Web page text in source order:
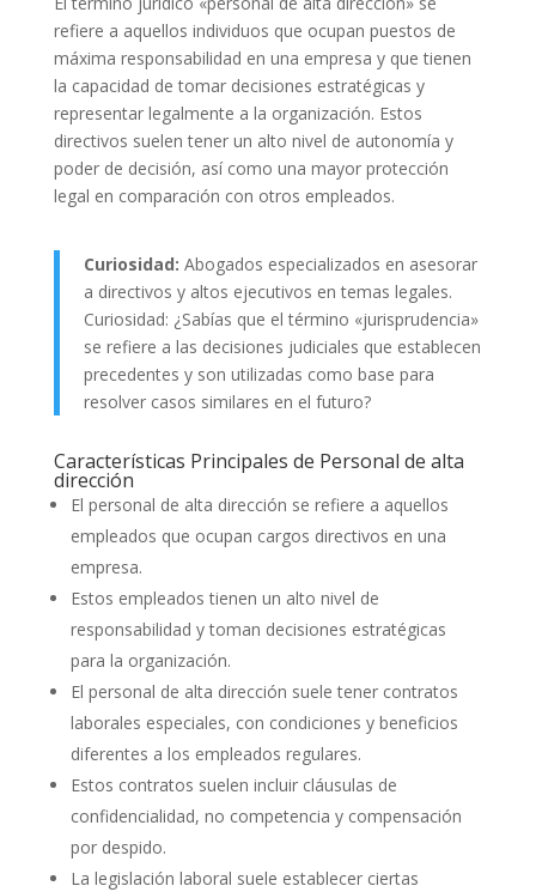
refiere a aquellos individuos que ocupan puestos de
máxima responsabilidad en una empresa y que tienen
la capacidad de tomar decisiones estratégicas y
representar legalmente a la organización. Estos
directivos suelen tener un alto nivel de autonomía y
poder de decisión, así como una mayor protección
legal en comparación con otros empleados.
Curiosidad: Abogados especializados en asesorar
a directivos y altos ejecutivos en temas legales.
Curiosidad: ¿Sabías que el término «jurisprudencia»
se refiere a las decisiones judiciales que establecen
precedentes y son utilizadas como base para
resolver casos similares en el futuro?
Características Principales de Personal de alta
dirección
El personal de alta dirección se refiere a aquellos
empleados que ocupan cargos directivos en una
empresa.
Estos empleados tienen un alto nivel de
responsabilidad y toman decisiones estratégicas
para la organización.
El personal de alta dirección suele tener contratos
laborales especiales, con condiciones y beneficios
diferentes a los empleados regulares.
Estos contratos suelen incluir cláusulas de
confidencialidad, no competencia y compensación
por despido.
La legislación laboral suele establecer ciertas